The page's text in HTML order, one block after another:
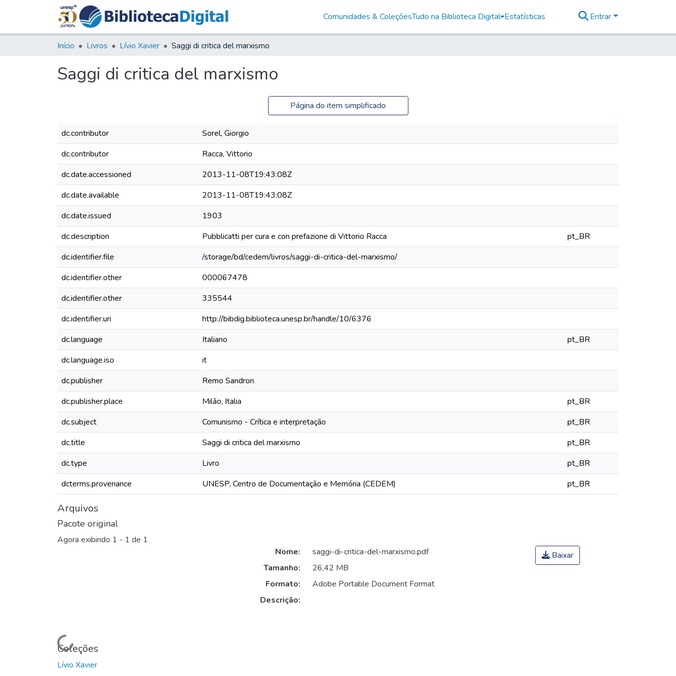
Comunidades & ColeçõesTudo na Biblioteca Digital Estatísticas Entrar
Início Livros Lívio Xavier Saggi di critica del marxismo
Saggi di critica del marxismo
Página do item simplificado
dc.contributor
Sorel, Giorgio
dc.contributor
Racca, Vittorio
dc.date.accessioned
2013-11-08T19:43:08Z
dc.date.available
2013-11-08T19:43:08Z
dc.date.issued
1903
dc.description
Pubblicatti per cura e con prefazione di Vittorio Racca
pt_BR
dc.identifier.file
/storage/bd/cedem/livros/saggi-di-critica-del-marxismo/
dc.identifier.other
000067478
dc.identifier.other
335544
dc.identifier.uri
http://bibdig.biblioteca.unesp.br/handle/10/6376
dc.language
Italiano
pt_BR
dc.language.iso
it
dc.publisher
Remo Sandron
dc.publisher.place
Milão, Italia
pt_BR
dc.subject
Comunismo - Crítica e interpretação
pt_BR
dc.title
Saggi di critica del marxismo
pt_BR
dc.type
Livro
pt_BR
dcterms.provenance
UNESP, Centro de Documentação e Memória (CEDEM) pt_BR
Arquivos
Pacote original
Agora exibindo 1 - 1 de 1
Carregando...
Nome:
saggi-di-critica-del-marxismo.pdf
Tamanho:
26,42 MB
Formato:
Adobe Portable Document Format
Descrição:
Baixar
Coleções
Lívio Xavier